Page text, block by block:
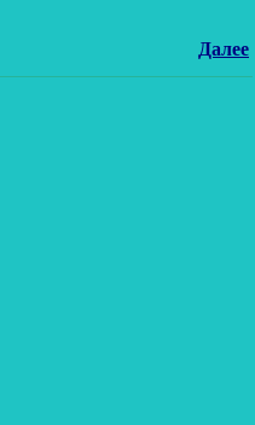
Далее